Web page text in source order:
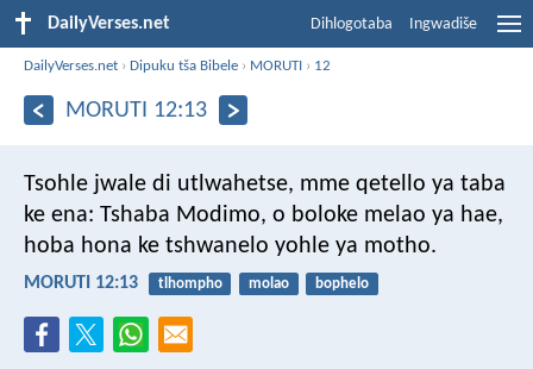
DailyVerses.net Dihlogotaba Ingwadiše
DailyVerses.net ›Dipuku tša Bibele › MORUTI › 12
MORUTI 12:13
Tsohle jwale di utlwahetse, mme qetello ya taba
ke ena: Tshaba Modimo, o boloke melao ya hae,
hoba hona ke tshwanelo yohle ya motho.
MORUTI 12:13 tlhompho molao bophelo